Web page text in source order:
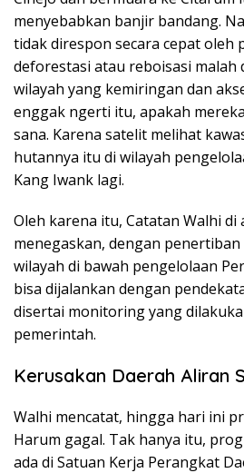
menyebabkan banjir bandang.
tidak direspon secara cepat oleh
deforestasi atau reboisasi malah
wilayah yang kemiringan dan
enggak ngerti itu, apakah
sana. Karena satelit melihat
hutannya itu di wilayah
Kang Iwank lagi.
Oleh karena itu, Catatan Walhi
menegaskan, dengan
wilayah di bawah pengelolaan
bisa dijalankan dengan
disertai monitoring yang
pemerintah.
Kerusakan Daerah Aliran
Walhi mencatat, hingga hari ini
Harum gagal. Tak hanya itu,
ada di Satuan Kerja Perangkat